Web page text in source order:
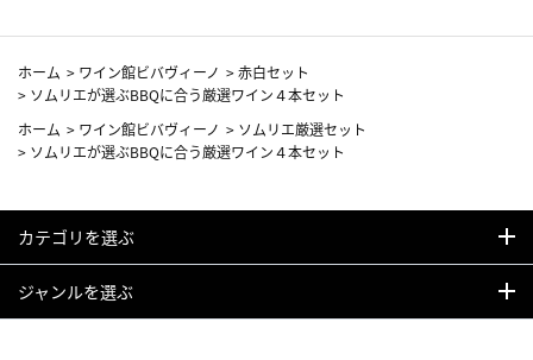
ホーム > ワイン館ビバヴィーノ >赤白セット
> ソムリエが選ぶBBQに合う厳選ワイン４本セット
ホーム > ワイン館ビバヴィーノ > ソムリエ厳選セット
> ソムリエが選ぶBBQに合う厳選ワイン４本セット
カテゴリを選ぶ
ジャンルを選ぶ